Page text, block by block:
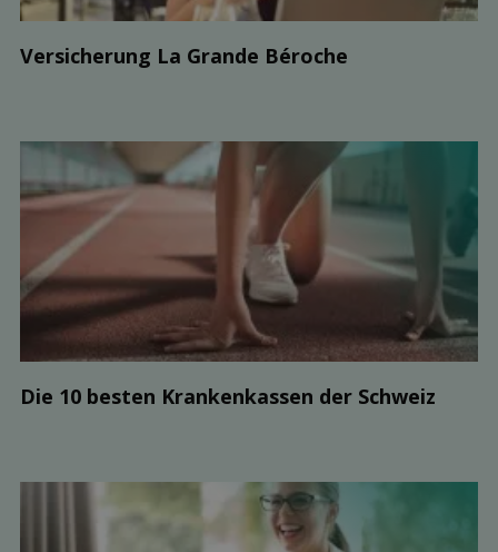
Ver­sicherung La Grande Béroche
Die 10 besten Kranken­kassen der Schweiz